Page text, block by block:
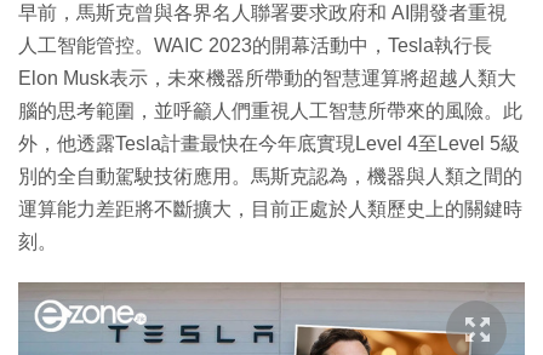
早前，馬斯克曾與各界名人聯署要求政府和 AI開發者重視
人工智能管控。WAIC 2023的開幕活動中，Tesla執行長
Elon Musk表示，未來機器所帶動的智慧運算將超越人類大
腦的思考範圍，並呼籲人們重視人工智慧所帶來的風險。此
外，他透露Tesla計畫最快在今年底實現Level 4至Level 5級
別的全自動駕駛技術應用。馬斯克認為，機器與人類之間的
運算能力差距將不斷擴大，目前正處於人類歷史上的關鍵時
刻。